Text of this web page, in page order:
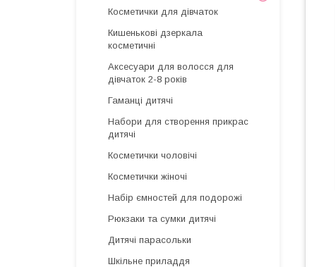
Косметички для дівчаток
Кишенькові дзеркала
косметичні
Аксесуари для волосся для
дівчаток 2-8 років
Гаманці дитячі
Набори для створення прикрас
дитячі
Косметички чоловічі
Косметички жіночі
Набір ємностей для подорожі
Рюкзаки та сумки дитячі
Дитячі парасольки
Шкільне приладдя